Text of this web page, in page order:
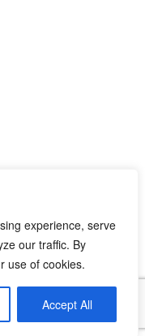
experience, serve
our traffic. By
use of cookies.
Accept All